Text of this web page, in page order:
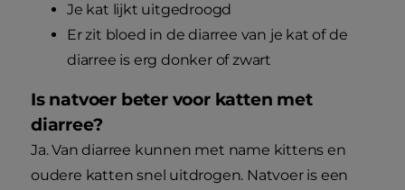
Je kat lijkt uitgedroogd
Er zit bloed in de diarree van je kat of de
diarree is erg donker of zwart
Is natvoer beter voor katten met
diarree?
Ja. Van diarree kunnen met name kittens en
oudere katten snel uitdrogen. Natvoer is een